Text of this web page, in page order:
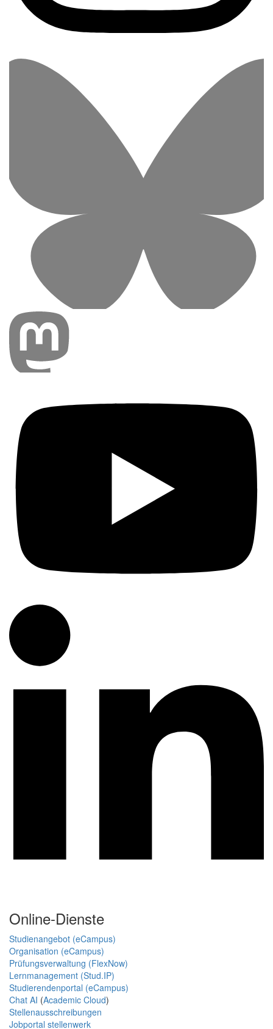
Online-Dienste
Studienangebot (eCampus)
Organisation (eCampus)
Prüfungsverwaltung (FlexNow)
Lernmanagement (Stud.IP)
Studierendenportal (eCampus)
Chat AI (Academic Cloud)
Stellenausschreibungen
Jobportal stellenwerk